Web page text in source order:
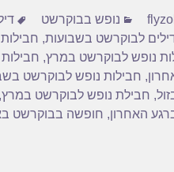
flyzol קטגוריות
נופש בבוקרשט
לבוקרשט בשבועות,
נופש לבוקרשט במרץ,
, חבילות נופש לבוקרשט
, חבילת נופש לבוקרשט במרץ,
האחרון, חופשה בבוקרשט